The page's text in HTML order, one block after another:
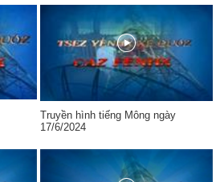
Truyền hình tiếng Mông ngày
17/6/2024